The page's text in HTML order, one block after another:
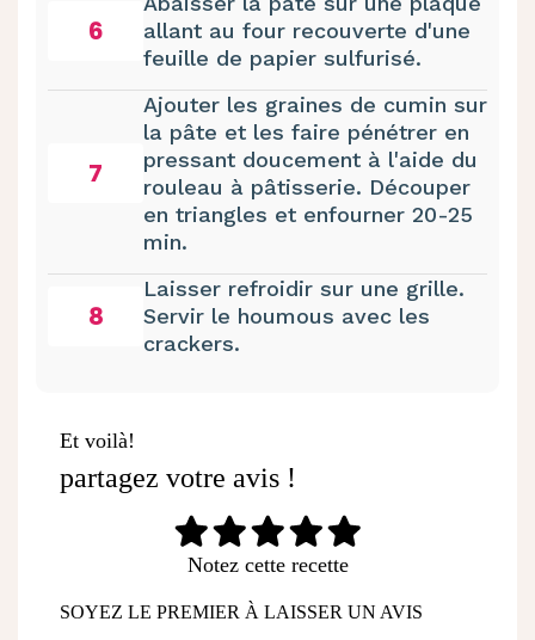
6
allant au four recouverte d'une
feuille de papier sulfurisé.
7
Ajouter les graines de cumin sur
la pâte et les faire pénétrer en
pressant doucement à l'aide du
rouleau à pâtisserie. Découper
en triangles et enfourner 20-25
min.
8
Laisser refroidir sur une grille.
Servir le houmous avec les
crackers.
Et voilà!
partagez votre avis !
Notez cette recette
SOYEZ LE PREMIER À LAISSER UN AVIS